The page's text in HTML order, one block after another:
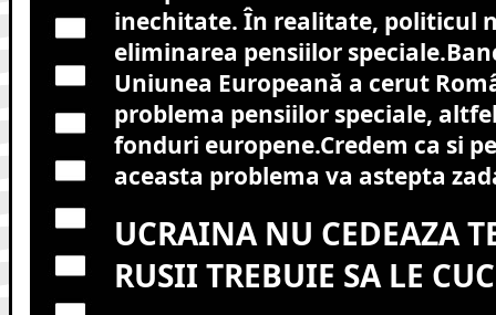
inechitate. În realitate, politicul
eliminarea pensiilor
Uniunea Europeană a cerut
problema pensiilor speciale,
fonduri europene.Credem ca si
aceasta problema va astepta
UCRAINA NU CEDEAZA
RUSII TREBUIE SA LE